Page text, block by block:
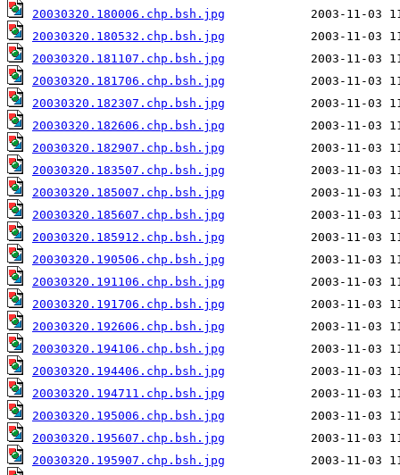
20030320.180006.chp.bsh.jpg
20030320.180532.chp.bsh.jpg
20030320.181107.chp.bsh.jpg
20030320.181706.chp.bsh.jpg
20030320.182307.chp.bsh.jpg
20030320.182606.chp.bsh.jpg
20030320.182907.chp.bsh.jpg
20030320.183507.chp.bsh.jpg
20030320.185007.chp.bsh.jpg
20030320.185607.chp.bsh.jpg
20030320.185912.chp.bsh.jpg
20030320.190506.chp.bsh.jpg
20030320.191106.chp.bsh.jpg
20030320.191706.chp.bsh.jpg
20030320.192606.chp.bsh.jpg
20030320.194106.chp.bsh.jpg
20030320.194406.chp.bsh.jpg
20030320.194711.chp.bsh.jpg
20030320.195006.chp.bsh.jpg
20030320.195607.chp.bsh.jpg
20030320.195907.chp.bsh.jpg